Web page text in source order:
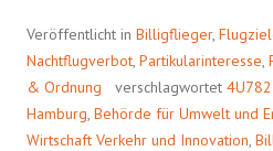
Veröffentlicht in Billigflieger,
Nachtflugverbot Partikularinteresse
& Ordnung
verschlagwortet
Hamburg Behörde für Umwelt und
Wirtschaft Verkehr und Innovation